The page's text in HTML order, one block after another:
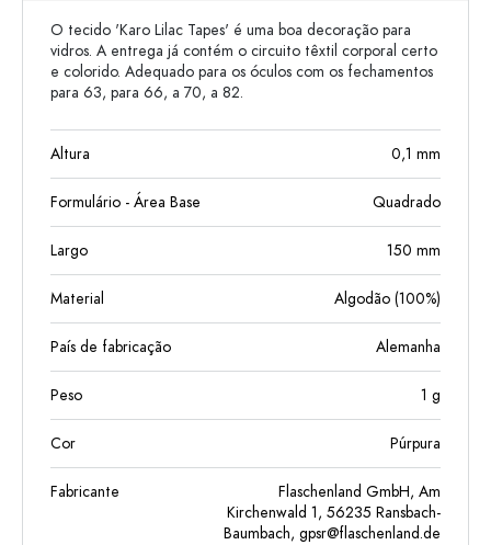
O tecido 'Karo Lilac Tapes' é uma boa decoração para
vidros. A entrega já contém o circuito têxtil corporal certo
e colorido. Adequado para os óculos com os fechamentos
para 63, para 66, a 70, a 82.
Altura 0,1 mm
Formulário - Área Base Quadrado
Largo 150 mm
Material Algodão (100%)
País de fabricação Alemanha
Peso 1 g
Cor Púrpura
Fabricante
Flaschenland GmbH, Am
Kirchenwald 1, 56235 Ransbach-
Baumbach, gpsr@flaschenland.de